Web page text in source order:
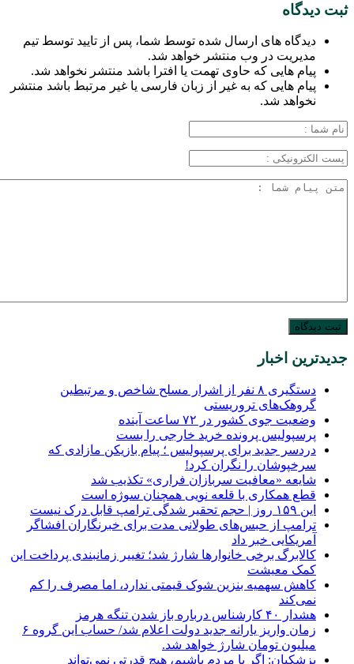
ثبت دیدگاه
دیدگاه های ارسال شده توسط شما، پس از تایید توسط تیم
مدیریت در وب منتشر خواهد شد.
پیام هایی که حاوی تهمت یا افترا باشد منتشر نخواهد شد.
پیام هایی که به غیر از زبان فارسی یا غیر مرتبط باشد منتشر
نخواهد شد.
جدیدترین اخبار
دستگیری ۸ نفر از اشرار مسلح شاخص و مرتبطین
گروهک‌های تروریستی
وضعیت جوی کشور در ۷۲ ساعت آینده
پرسپولیس پرونده خرید خارجی را بست
دردسر جدید برای پرسپولیس ؛ پیام بازیکن مازادی که
سرخپوشان را نگران کرد!
شایعه «معافیت سربازان فراری» تکذیب شد
قطع همکاری با قلعه نویی همچنان سوژه است
این ۱۵۹ روز | حجم تحقیر شدگی ترامپ قابل درک نیست
ترامپ از حبس‌های طولانی مدت برای خبرنگاران افشاگر
آمریکایی خبر داد
کالابرگ برخی خانوارها شارژ شد؛ تغییر زمانبندی پرداخت این
کمک معیشت
کاهش سهمیه بنزین شوک قیمتی ندارد، اما مصرف را کم
نمی‌کند
هشدار ۴۰ کارشناس درباره باز شدن تنگه هرمز
زمان واریز یارانه جدید دولت اعلام شد/ حساب این گروه ۶
میلیون تومان شارژ خواهد شد.
پزشکیان: اگر با مردم باشیم، هیچ قدرتی نمی‌تواند